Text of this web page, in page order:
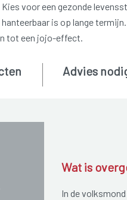
Kies voor een gezonde
hanteerbaar is op lange termijn.
tot een jojo-effect.
Advies
Wat is
In de